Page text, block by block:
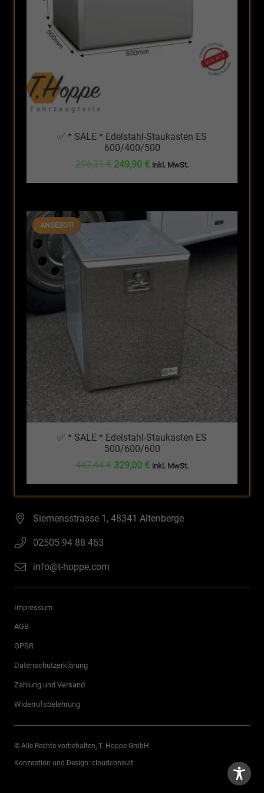
✅ * SALE * Edelstahl-Staukasten ES
600/400/500
296,31€ Ursprünglicher
Preis
296,31 €
249,90 €Aktueller
Preis
249,90 €.
inkl. MwSt.
ANGEBOT!
✅ * SALE * Edelstahl-Staukasten ES
500/600/600
447,44€ Ursprünglicher
Preis
war:
447,44 €
329,00 €Aktueller
Preis
ist:
329,00 €.
inkl. MwSt.
Siemensstrasse 1, 48341 Altenberge
02505 94 88 463
info@t-hoppe.com
Impressum
AGB
GPSR
Datenschutzerklärung
Zahlung und Versand
Widerrufsbelehrung
© Alle Rechte vorbehalten, T. Hoppe GmbH
Konzeption und Design: cloudconsult